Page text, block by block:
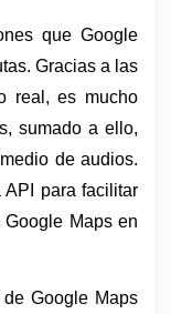
que Google
Gracias a las
real, es mucho
sumado a ello,
de audios.
para facilitar
Maps en
Google Maps